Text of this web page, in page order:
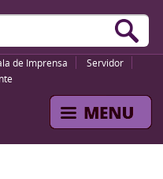
de Imprensa
Servidor